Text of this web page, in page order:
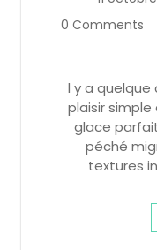
0 Comments
l y a quelque
plaisir
glace
péché
textures